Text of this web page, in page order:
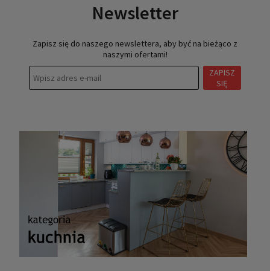
Newsletter
Zapisz się do naszego newslettera, aby być na bieżąco z
naszymi ofertami!
ZAPISZ
SIĘ